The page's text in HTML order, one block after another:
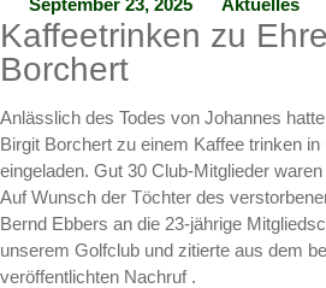
September 23, 2025 Aktuelles
Kaffeetrinken zu
Borchert
Anlässlich des Todes von Johannes
Birgit Borchert zu einem Kaffee trinken
eingeladen. Gut 30 Club-Mitglieder
Auf Wunsch der Töchter des
Bernd Ebbers an die 23-jährige
unserem Golfclub und zitierte aus dem
veröffentlichten Nachruf .